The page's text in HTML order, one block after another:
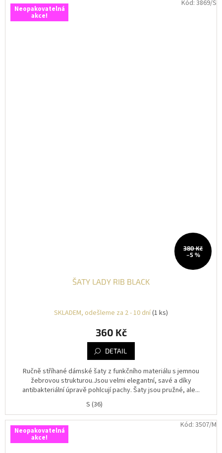
Neopakovatelná
akce!
380 Kč
–5 %
ŠATY LADY RIB BLACK
SKLADEM, odešleme za 2 - 10 dní(1 ks)
360 Kč
DETAIL
Ručně stříhané dámské šaty z funkčního materiálu s jemnou
žebrovou strukturou.Jsou velmi elegantní, savé a díky
antibakteriální úpravě pohlcují pachy. Šaty jsou pružné, ale...
S (36)
Kód: 3869/S
Neopakovatelná
akce!
Kód: 3507/M